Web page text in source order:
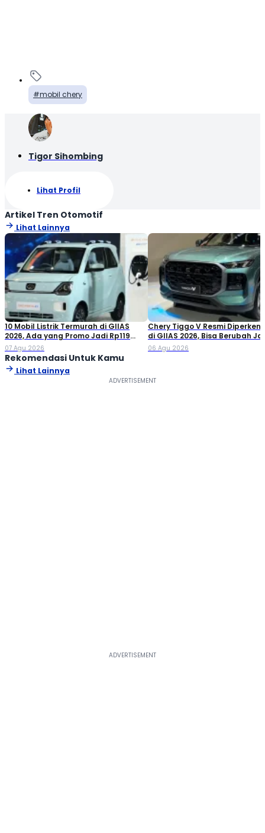
mobil chery
Tigor Sihombing
Lihat Profil
Artikel Tren Otomotif
Lihat Lainnya
10 Mobil Listrik Termurah di GIIAS
2026, Ada yang Promo Jadi Rp119
Jutaan!
07 Agu 2026
Chery Tiggo V Resmi
di GIIAS 2026, Bisa Berubah
Double Cabin
06 Agu 2026
Rekomendasi Untuk Kamu
Lihat Lainnya